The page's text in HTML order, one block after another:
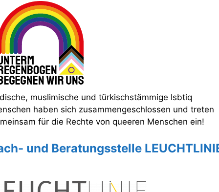
muslimische und türkischstämmige lsbtiq
haben sich zusammengeschlossen und treten
für die Rechte von queeren Menschen ein!
und Beratungsstelle